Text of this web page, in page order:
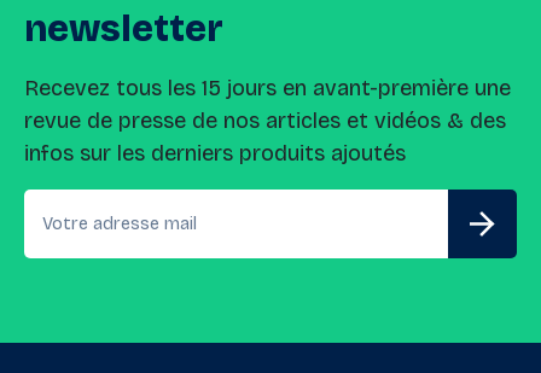
newsletter
Recevez tous les 15 jours en avant-première une
revue de presse de nos articles et vidéos & des
infos sur les derniers produits ajoutés